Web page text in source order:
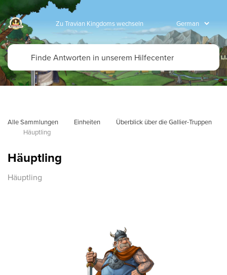
Zu Travian Kingdoms wechseln
Alle Sammlungen Einheiten
Überblick über die Gallier-Truppen
Häuptling
Häuptling
Häuptling